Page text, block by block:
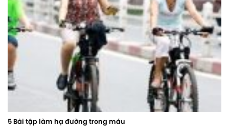
5 Bài tập làm hạ đường trong máu